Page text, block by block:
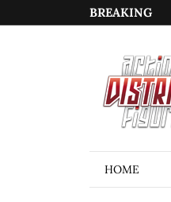
BREAKING
HOME